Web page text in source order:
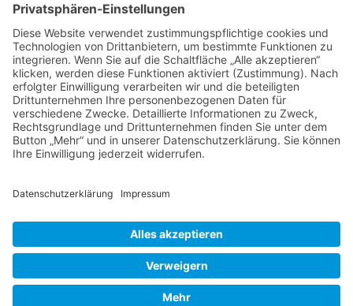
SOZIALE NETZWERKE
Facebook
Instagram
RECHTLICHES
kontakt
impressum